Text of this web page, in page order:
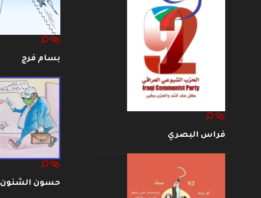
فراس البصري
بسام فرج
حسون الشنون